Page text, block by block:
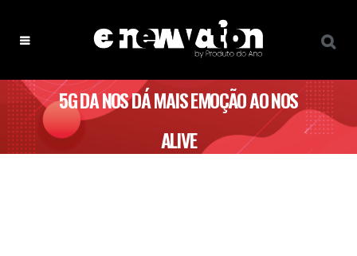
5G DA NOS DÁ MAIS EMOÇÃO AO NOS
ALIVE